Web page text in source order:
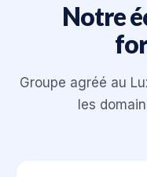
Notre
Groupe agréé au
les